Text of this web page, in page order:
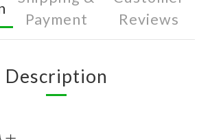
Payment
Reviews
Description